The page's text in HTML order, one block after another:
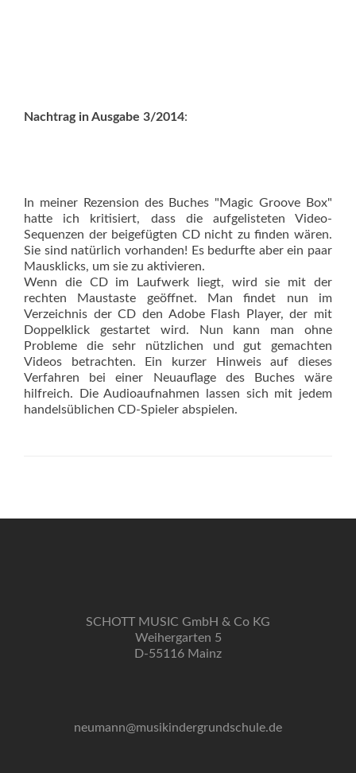
Nachtrag in Ausgabe 3/2014:
In meiner Rezension des Buches "Magic Groove Box"
hatte ich kritisiert, dass die aufgelisteten Video-
Sequenzen der beigefügten CD nicht zu finden wären.
Sie sind natürlich vorhanden! Es bedurfte aber ein paar
Mausklicks, um sie zu aktivieren.
Wenn die CD im Laufwerk liegt, wird sie mit der
rechten Maustaste geöffnet. Man findet nun im
Verzeichnis der CD den Adobe Flash Player, der mit
Doppelklick gestartet wird. Nun kann man ohne
Probleme die sehr nützlichen und gut gemachten
Videos betrachten. Ein kurzer Hinweis auf dieses
Verfahren bei einer Neuauflage des Buches wäre
hilfreich. Die Audioaufnahmen lassen sich mit jedem
handelsüblichen CD-Spieler abspielen.
SCHOTT MUSIC GmbH & Co KG
Weihergarten 5
D-55116 Mainz
neumann@musikindergrundschule.de